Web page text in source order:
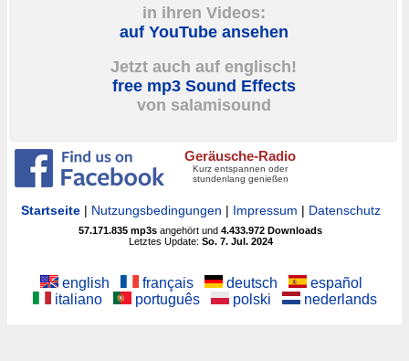
in ihren Videos:
auf YouTube ansehen
Jetzt auch auf englisch!
free mp3 Sound Effects
von salamisound
Geräusche-Radio
Kurz entspannen oder
stundenlang genießen
Startseite| Nutzungsbedingungen | Impressum | Datenschutz
57.171.835 mp3s angehört und4.433.972 Downloads
Letztes Update: So. 7. Jul. 2024
english français deutsch
español
italiano
português polski nederlands